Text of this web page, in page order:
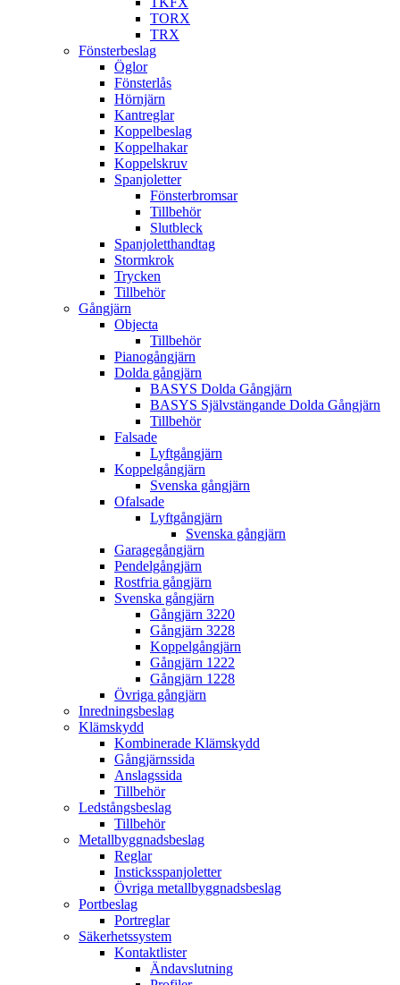
TORX
TRX
Fönsterbeslag
Öglor
Fönsterlås
Hörnjärn
Kantreglar
Koppelbeslag
Koppelhakar
Koppelskruv
Spanjoletter
Fönsterbromsar
Tillbehör
Slutbleck
Spanjoletthandtag
Stormkrok
Trycken
Tillbehör
Gångjärn
Objecta
Tillbehör
Pianogångjärn
Dolda gångjärn
BASYS Dolda Gångjärn
BASYS Självstängande Dolda Gångjärn
Tillbehör
Falsade
Lyftgångjärn
Koppelgångjärn
Svenska gångjärn
Ofalsade
Lyftgångjärn
Svenska gångjärn
Garagegångjärn
Pendelgångjärn
Rostfria gångjärn
Svenska gångjärn
Gångjärn 3220
Gångjärn 3228
Koppelgångjärn
Gångjärn 1222
Gångjärn 1228
Övriga gångjärn
Inredningsbeslag
Klämskydd
Kombinerade Klämskydd
Gångjärnssida
Anslagssida
Tillbehör
Ledstångsbeslag
Tillbehör
Metallbyggnadsbeslag
Reglar
Insticksspanjoletter
Övriga metallbyggnadsbeslag
Portbeslag
Portreglar
Säkerhetssystem
Kontaktlister
Ändavslutning